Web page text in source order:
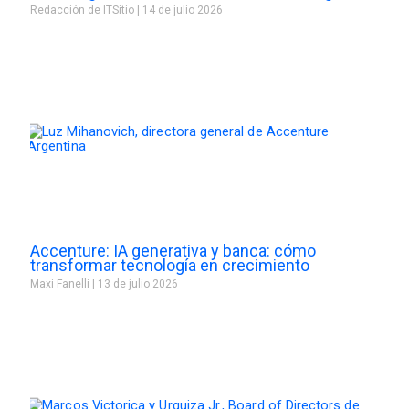
Redacción de ITSitio 14 de julio 2026
Accenture: IA generativa y banca: cómo
transformar tecnología en crecimiento
Maxi Fanelli 13 de julio 2026